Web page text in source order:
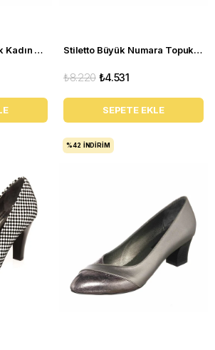
Büyük Numara Yazlık Kadın Stiletto DRL3042 Beyaz Stiletto Büyük Numara Topuklu Abiye Kadın Ayakkabı 190333 Siyah
₺4.531
₺8.220
SEPETE EKLE
%42 İNDIRIM